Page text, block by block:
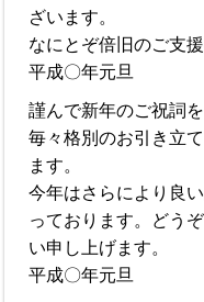
ざいます。
なにとぞ倍旧のご支
平成〇年元旦
謹んで新年のご祝詞
毎々格別のお引き立
ます。
今年はさらにより良
っております。どう
い申し上げます。
平成〇年元旦